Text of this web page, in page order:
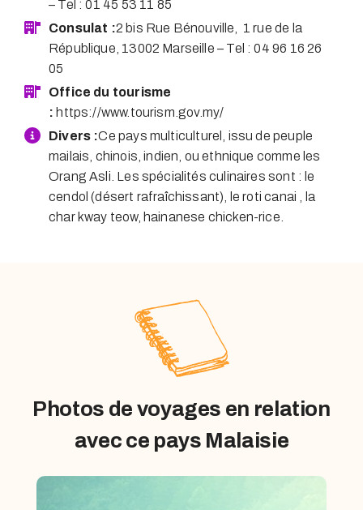
– Tel : 01 45 53 11 85
Consulat :2 bis Rue Bénouville, 1 rue de la
République, 13002 Marseille – Tel : 04 96 16 26
05
Office du tourisme
: https://www.tourism.gov.my/
Divers :Ce pays multiculturel, issu de peuple
mailais, chinois, indien, ou ethnique comme les
Orang Asli. Les spécialités culinaires sont : le
cendol (désert rafraîchissant), le roti canai , la
char kway teow, hainanese chicken-rice.
Photos de voyages en relation
avec ce pays Malaisie